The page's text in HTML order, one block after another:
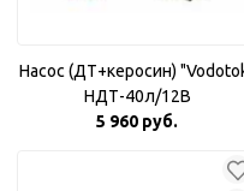
Насос (ДТ+керосин)
НДТ-40л/12В
5 960 руб.